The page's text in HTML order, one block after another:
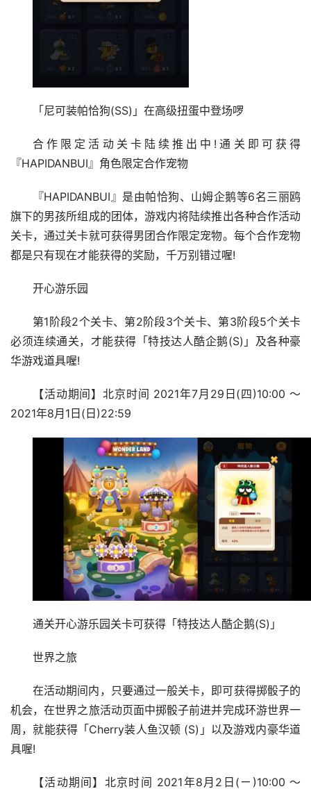
「尼可装帕恰狗(SS)」在高级扭蛋中登场啰
合作限定活动关卡陆续推出中!通关即可获得
『HAPIDANBUI』角色限定合作宠物
『HAPIDANBUI』是由帕恰狗、山姆企鹅等6名三丽鸥
旗下的男孩所组成的团体，游戏内将陆续推出各种合作活动
关卡，通过关卡就可获得男团合作限定宠物。每个合作宠物
都是只有现在才能获得的奖励，千万别错过喔!
开心游乐园
第1阶段2个关卡、第2阶段3个关卡、第3阶段5个关卡
必须连续通关，才能获得「特技达人酷企鹅(S)」及各种豪
华游戏道具喔!
【活动期间】北京时间 2021年7月29日(四)10:00 ～
2021年8月1日(日)22:59
通关开心游乐园关卡可获得「特技达人酷企鹅(S)」
世界之旅
在活动期间内，只要通过一般关卡，即可获得掷骰子的
机会，在世界之旅活动页面中掷骰子前进并完成环游世界一
周，就能获得「Cherry装人鱼汉顿 (S)」以及游戏内豪华道
具喔!
【活动期间】北京时间 2021年8月2日(ㄧ)10:00 ～